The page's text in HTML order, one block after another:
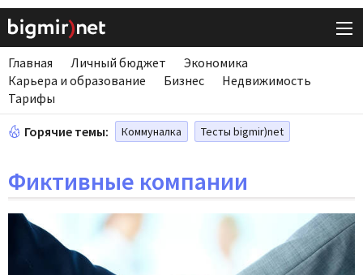
Главная Личный бюджет
Экономика
Карьера и образование
Бизнес
Недвижимость
Тарифы
Горячие темы: Коммуналка Тесты bigmir)net
Фиктивные компании